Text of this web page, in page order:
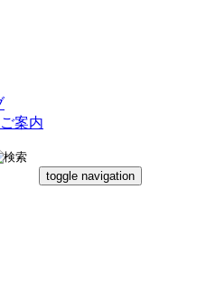
案内
toggle navigation